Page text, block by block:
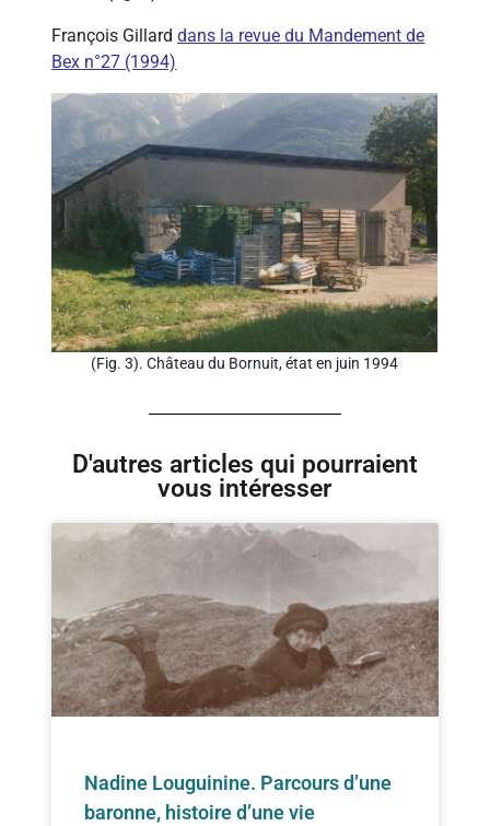
François Gillarddans la revue du Mandement de
Bex n°27 (1994)
(Fig. 3). Château du Bornuit, état en juin 1994
D'autres articles qui pourraient
vous intéresser
Nadine Louguinine. Parcours d’une
baronne, histoire d’une vie